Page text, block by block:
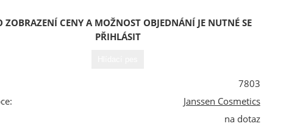
ZOBRAZENÍ CENY A MOŽNOST OBJEDNÁNÍ JE NUTNÉ SE
PŘIHLÁSIT
7803
Janssen Cosmetics
na dotaz